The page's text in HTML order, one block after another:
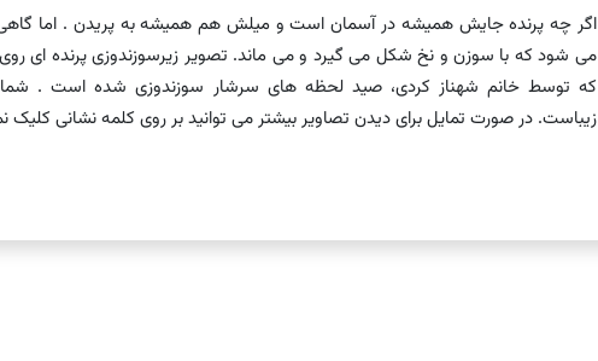
اگر چه پرنده جایش همیشه در آسمان است و میلش هم همیشه به پریدن . اما
می شود که با سوزن و نخ شکل می گیرد و می ماند. تصویر زیرسوزندوزی پرنده ای
که توسط خانم شهناز کردی، صید لحظه های سرشار سوزندوزی شده است . شما
زیباست. در صورت تمایل برای دیدن تصاویر بیشتر می توانید بر روی کلمه نشانی کلیک